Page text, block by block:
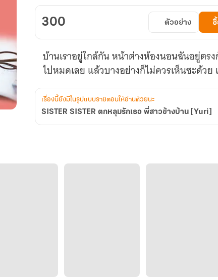
พี่
สาว
ข้าง
บ้าน
[Yuri]
300 ตัวอย่าง
บ้านเราอยู่ใกล้กัน หน้าต่างห้องนอนฉันอยู่ตร
ไปหมดเลย แล้วบางอย่างก็ไม่ควรเห็นซะด้ว
เรื่องนี้ยังมีในรูปแบบรายตอนให้อ่านด้วยนะ
SISTER SISTER ตกหลุมรักเธอ พี่สาวข้างบ้าน [Yuri]